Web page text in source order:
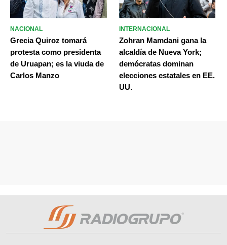
NACIONAL
Grecia Quiroz tomará
protesta como presidenta
de Uruapan; es la viuda de
Carlos Manzo
INTERNACIONAL
Zohran Mamdani gana la
alcaldía de Nueva York;
demócratas dominan
elecciones estatales en EE.
UU.